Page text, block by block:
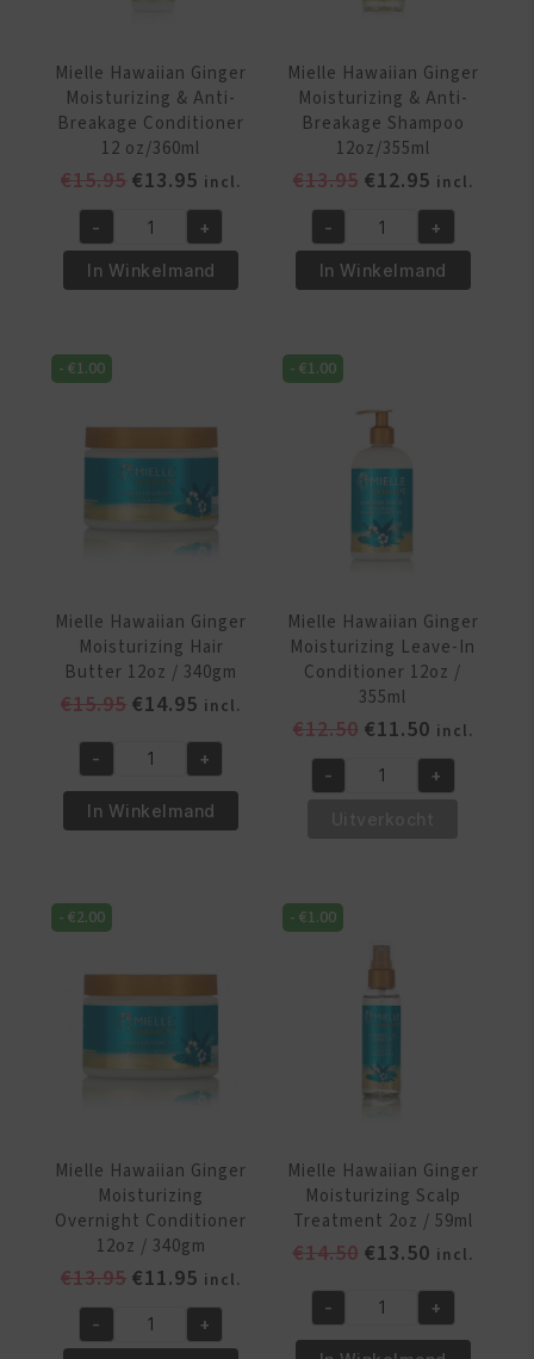
Mielle Hawaiian Ginger
Moisturizing & Anti-
Breakage Conditioner
12 oz/360ml
€15.95 Oorspronkelijke
was:
€15.95.
€13.95 Huidige
prijs
is:
€13.95.
incl.
Mielle
Hawaiian
Ginger
&
Anti-
oz/360ml
aantal
- +
In Winkelmand
Mielle Hawaiian Ginger
Moisturizing & Anti-
Breakage Shampoo
12oz/355ml
€13.95 Oorspronkelijke
was:
€13.95.
€12.95Huidige
prijs
is:
€12.95.
incl.
Mielle
Hawaiian
Ginger
&
Anti-
Breakage
Shampoo
12oz/355ml
aantal
- +
In Winkelmand
-€1.00
Mielle Hawaiian Ginger
Moisturizing Hair
Butter 12oz / 340gm
€15.95 Oorspronkelijke
was:
€15.95.
€14.95 Huidige
is:
€14.95.
incl.
Mielle
Hawaiian
Ginger
Butter
/
340gm
aantal
- +
In Winkelmand
-€1.00
Mielle Hawaiian Ginger
Moisturizing Leave-In
Conditioner 12oz /
355ml
€12.50 Oorspronkelijke
was:
€11.50Huidige
prijs
is:
incl.
Mielle
Leave-
In
Conditioner
aantal
- +
-€2.00
Mielle Hawaiian Ginger
Moisturizing
Overnight Conditioner
12oz / 340gm
€13.95 Oorspronkelijke
was:
€11.95 Huidige
prijs
is:
incl.
Mielle
- +
-€1.00
Mielle Hawaiian Ginger
Moisturizing Scalp
Treatment 2oz / 59ml
€14.50 Oorspronkelijke
was:
€14.50.
€13.50Huidige
is:
€13.50.
incl.
Mielle
Hawaiian
- +